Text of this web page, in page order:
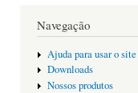
Navegação
Ajuda para usar o site
Downloads
Nossos produtos